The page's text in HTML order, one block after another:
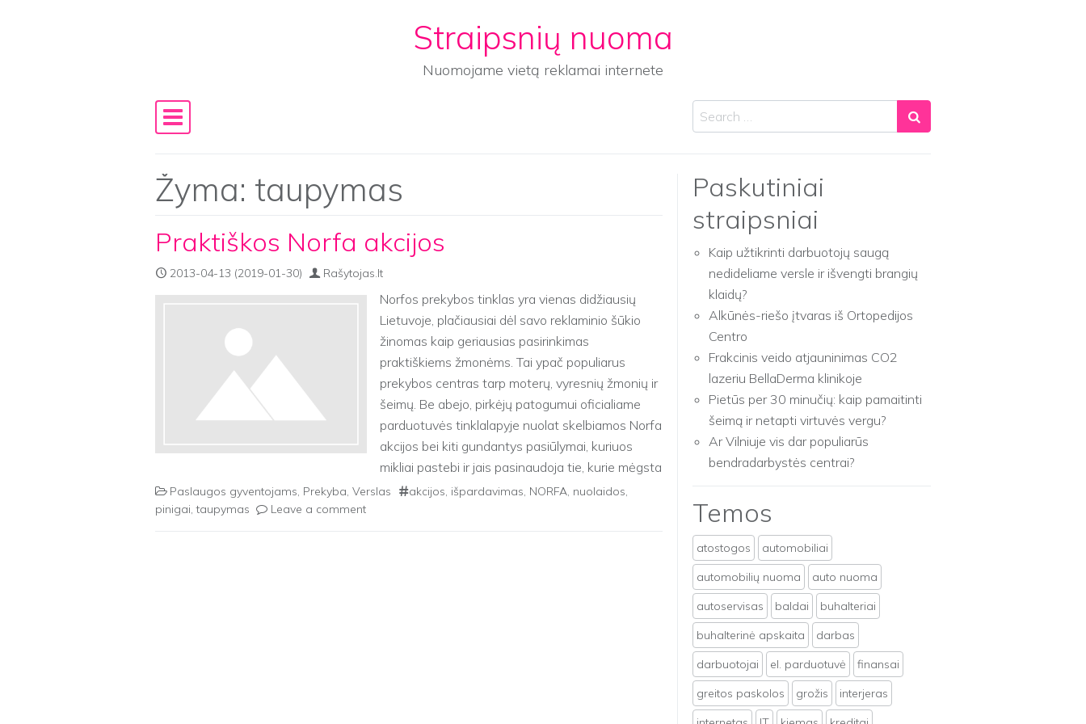
Straipsnių nuoma
Nuomojame vietą reklamai internete
Main Navigation
Search
Žyma: taupymas
Praktiškos Norfa akcijos
2013-04-13 (2019-01-30) Rašytojas.lt
Norfos prekybos tinklas yra vienas didžiausių
Lietuvoje, plačiausiai dėl savo reklaminio šūkio
žinomas kaip geriausias pasirinkimas
praktiškiems žmonėms. Tai ypač populiarus
prekybos centras tarp moterų, vyresnių žmonių ir
šeimų. Be abejo, pirkėjų patogumui oficialiame
parduotuvės tinklalapyje nuolat skelbiamos Norfa
akcijos bei kiti gundantys pasiūlymai, kuriuos
mikliai pastebi ir jais pasinaudoja tie, kurie mėgsta
perkant gerokai […]
Paslaugos gyventojams, Prekyba, Verslas akcijos, išpardavimas, NORFA, nuolaidos,
pinigai,taupymas Leave a comment
Paskutiniai
straipsniai
Kaip užtikrinti darbuotojų saugą
nedideliame versle ir išvengti brangių
klaidų?
Alkūnės-riešo įtvaras iš Ortopedijos
Centro
Frakcinis veido atjauninimas CO2
lazeriu BellaDerma klinikoje
Pietūs per 30 minučių: kaip pamaitinti
šeimą ir netapti virtuvės vergu?
Ar Vilniuje vis dar populiarūs
bendradarbystės centrai?
Temos
atostogos
automobiliai
automobilių nuoma
auto nuoma
autoservisas
baldai
buhalteriai
buhalterinė apskaita
darbas
darbuotojai
el. parduotuvė
finansai
greitos paskolos
grožis
interjeras